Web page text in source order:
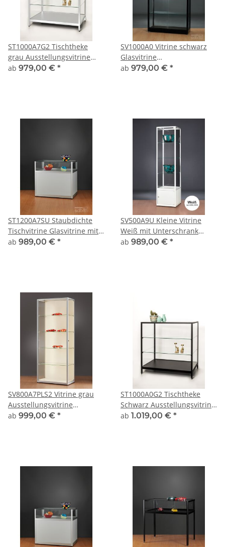
ST1000A7G2 Tischtheke
grau Ausstellungsvitrine
Präsentationsvitrine Alu
ab 979,00 € *
SV1000A0 Vitrine schwarz
Glasvitrine
Ausstellungsvitrine
ab 979,00 € *
ST1200A7SU Staubdichte
Tischvitrine Glasvitrine mit
Unterbau Alu Silber
ab 989,00 € *
SV500A9U Kleine Vitrine
Weiß mit Unterschrank
Schrankvitrine abschließbar
ab 989,00 € *
SV800A7PLS2 Vitrine grau
Ausstellungsvitrine
Präsentationsvitrine Alu
ab 999,00 € *
ST1000A0G2 Tischtheke
Schwarz Ausstellungsvitrine
Präsentationsvitrine Alu
ab 1.019,00 € *